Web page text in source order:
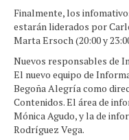
Finalmente, los
estarán liderados por
Marta Ersoch (20:00 y
Nuevos responsables de
El nuevo equipo de
Begoña Alegría como
Contenidos. El área de
Mónica Agudo, y la de
Rodríguez Vega.